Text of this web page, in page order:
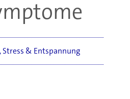
Stress & Entspannung